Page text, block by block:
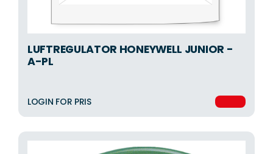
LUFTREGULATOR HONEYWELL JUNIOR -
A-PL
LOGIN FOR PRIS